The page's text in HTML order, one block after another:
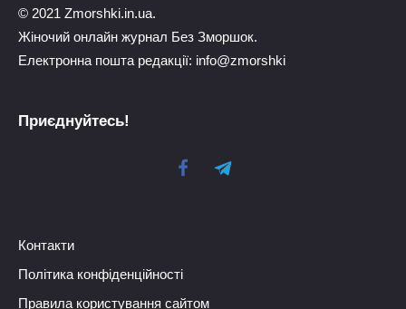
© 2021 Zmorshki.in.ua.
Жіночий онлайн журнал Без Зморшок.
Електронна пошта редакції: info@zmorshki
Приєднуйтесь!
Контакти
Політика конфіденційності
Правила користування сайтом